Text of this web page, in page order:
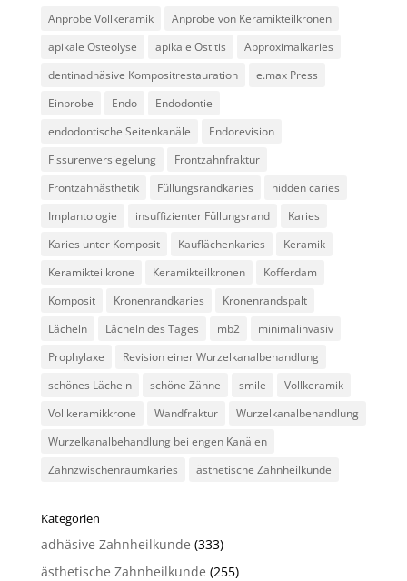
Anprobe Vollkeramik
Anprobe von Keramikteilkronen
apikale Osteolyse
apikale Ostitis
Approximalkaries
dentinadhäsive Kompositrestauration
e.max Press
Einprobe
Endo
Endodontie
endodontische Seitenkanäle
Endorevision
Fissurenversiegelung
Frontzahnfraktur
Frontzahnästhetik
Füllungsrandkaries
hidden caries
Implantologie
insuffizienter Füllungsrand
Karies
Karies unter Komposit
Kauflächenkaries
Keramik
Keramikteilkrone
Keramikteilkronen
Kofferdam
Komposit
Kronenrandkaries
Kronenrandspalt
Lächeln
Lächeln des Tages mb2
minimalinvasiv
Prophylaxe
Revision einer Wurzelkanalbehandlung
schönes Lächeln
schöne Zähne smile
Vollkeramik
Vollkeramikkrone
Wandfraktur
Wurzelkanalbehandlung
Wurzelkanalbehandlung bei engen Kanälen
Zahnzwischenraumkaries
ästhetische Zahnheilkunde
Kategorien
adhäsive Zahnheilkunde (333)
ästhetische Zahnheilkunde (255)